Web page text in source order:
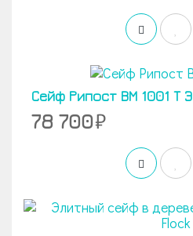
Сейф Рипост ВМ 1001 Т Э
78 700